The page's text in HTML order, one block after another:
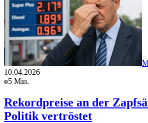
10.04.2026
5 Min.
Rekordpreise an der
Politik vertröstet